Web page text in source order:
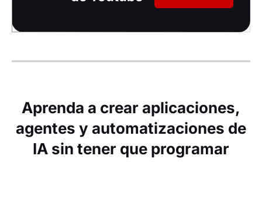
Aprenda a crear aplicaciones,
agentes y automatizaciones de
IA sin tener que programar